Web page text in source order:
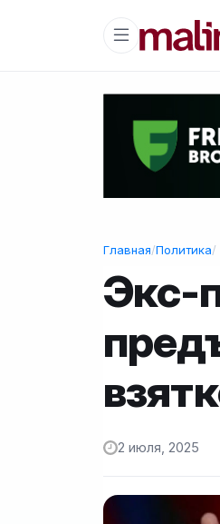
Главная/Политика/
Экс-
2 июля, 2025